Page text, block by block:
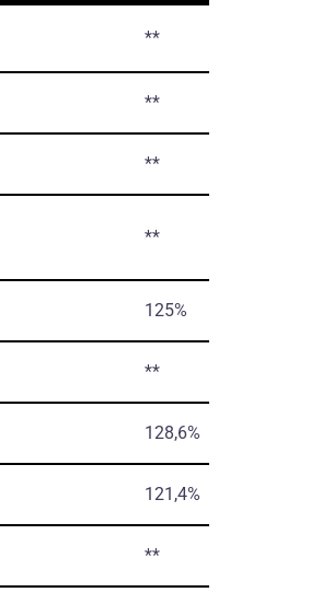
**
**
**
**
125%
**
128,6%
121,4%
**